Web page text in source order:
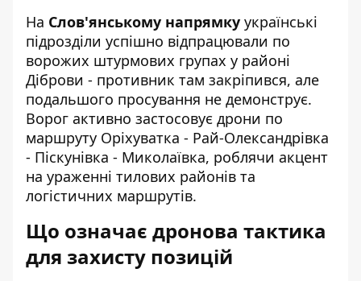
На Слов'янському напрямку українські
підрозділи успішно відпрацювали по
ворожих штурмових групах у районі
Діброви - противник там закріпився, але
подальшого просування не демонструє.
Ворог активно застосовує дрони по
маршруту Оріхуватка - Рай-Олександрівка
- Піскунівка - Миколаївка, роблячи акцент
на ураженні тилових районів та
логістичних маршрутів.
Що означає дронова тактика
для захисту позицій